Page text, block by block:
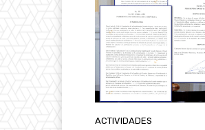
ACTIVIDADES